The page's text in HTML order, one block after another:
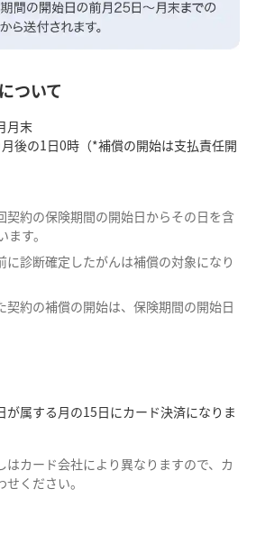
ついて
月末
後の1日0時（*補償の開始は支払責任開
契約の保険期間の開始日からその日を含
す。
に診断確定したがんは補償の対象になり
契約の補償の開始は、保険期間の開始日
が属する月の15日にカード決済になりま
はカード会社により異なりますので、カ
ください。